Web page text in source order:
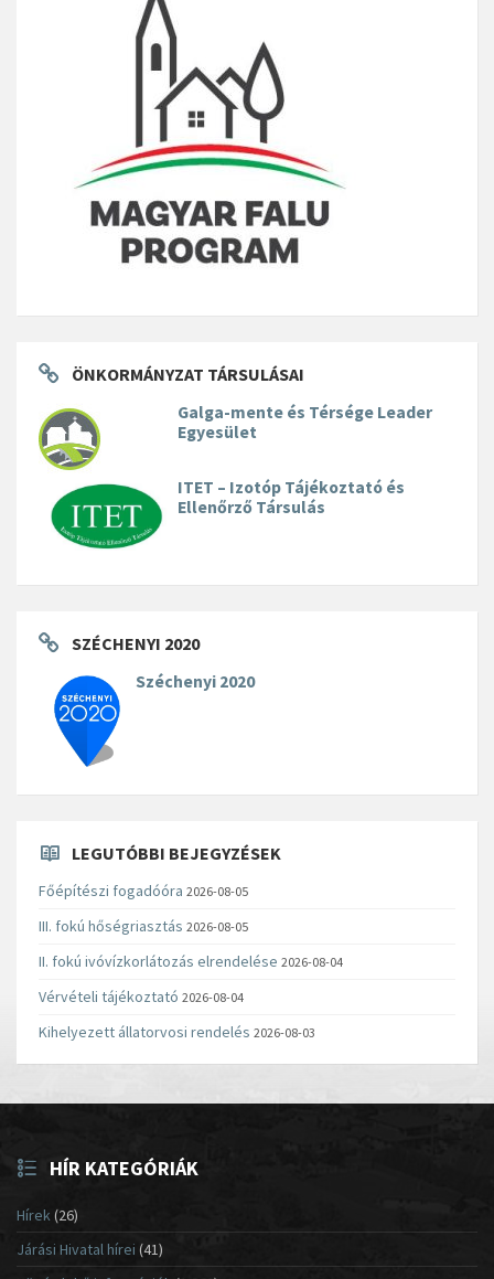
ÖNKORMÁNYZAT TÁRSULÁSAI
Galga-mente és Térsége Leader
Egyesület
ITET – Izotóp Tájékoztató és
Ellenőrző Társulás
SZÉCHENYI 2020
Széchenyi 2020
LEGUTÓBBI BEJEGYZÉSEK
Főépítészi fogadóóra 2026-08-05
III. fokú hőségriasztás 2026-08-05
II. fokú ivóvízkorlátozás elrendelése 2026-08-04
Vérvételi tájékoztató 2026-08-04
Kihelyezett állatorvosi rendelés 2026-08-03
HÍR KATEGÓRIÁK
Hírek(26)
Járási Hivatal hírei (41)